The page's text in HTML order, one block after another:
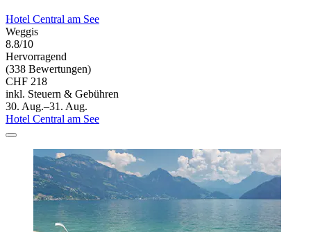
Hotel Central am See
Weggis
8.8/10
Hervorragend
(338 Bewertungen)
CHF 218
inkl. Steuern & Gebühren
30. Aug.–31. Aug.
Hotel Central am See